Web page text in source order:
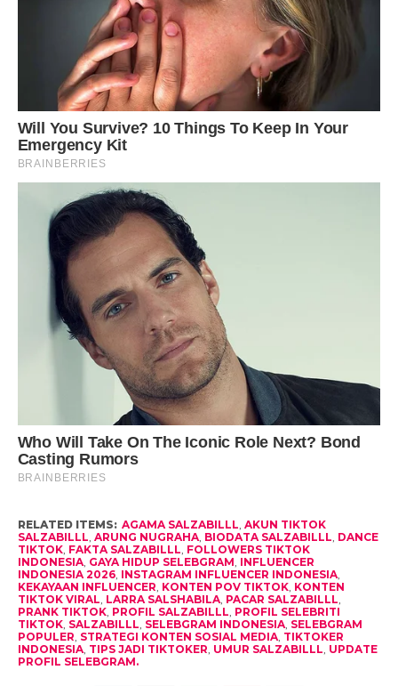
RELATED ITEMS: AGAMA SALZABILLL AKUN TIKTOK
SALZABILLL ARUNG NUGRAHA, BIODATA SALZABILLL DANCE
TIKTOK, FAKTA SALZABILLL FOLLOWERS TIKTOK
INDONESIA, GAYA HIDUP SELEBGRAM INFLUENCER
INDONESIA 2026, INSTAGRAM INFLUENCER INDONESIA,
KEKAYAAN INFLUENCER KONTEN POV TIKTOK, KONTEN
TIKTOK VIRAL LARRA SALSHABILA, PACAR SALZABILLL
PRANK TIKTOK, PROFIL SALZABILLL PROFIL SELEBRITI
TIKTOK, SALZABILLL SELEBGRAM INDONESIA, SELEBGRAM
POPULER STRATEGI KONTEN SOSIAL MEDIA, TIKTOKER
INDONESIA, TIPS JADI TIKTOKER UMUR SALZABILLL UPDATE
PROFIL SELEBGRAM.